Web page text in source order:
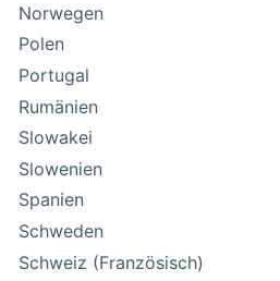
Norwegen
Polen
Portugal
Rumänien
Slowakei
Slowenien
Spanien
Schweden
Schweiz (Französisch)